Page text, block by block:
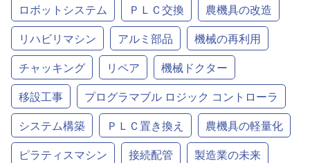
ロボットシステム
ＰＬＣ交換
農機具の改造
リハビリマシン
アルミ部品
機械の再利用
チャッキング
リペア
機械ドクター
移設工事
プログラマブル ロジック コントローラ
システム構築
ＰＬＣ置き換え
農機具の軽量化
ピラティスマシン
接続配管
製造業の未来